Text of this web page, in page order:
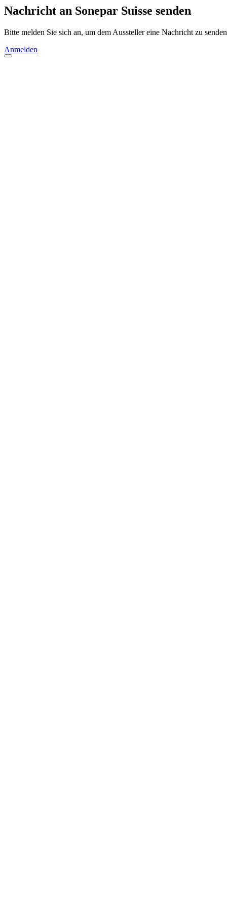
Nachricht an Sonepar Suisse senden
Bitte melden Sie sich an, um dem Aussteller eine Nachricht zu
Anmelden